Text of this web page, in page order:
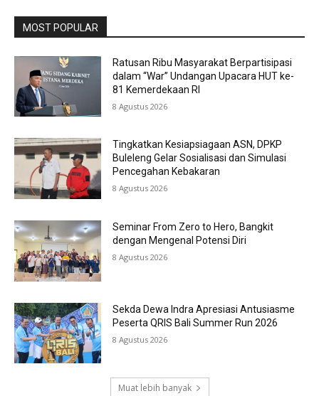
MOST POPULAR
Ratusan Ribu Masyarakat Berpartisipasi
dalam “War” Undangan Upacara HUT ke-
81 Kemerdekaan RI
8 Agustus 2026
Tingkatkan Kesiapsiagaan ASN, DPKP
Buleleng Gelar Sosialisasi dan Simulasi
Pencegahan Kebakaran
8 Agustus 2026
Seminar From Zero to Hero, Bangkit
dengan Mengenal Potensi Diri
8 Agustus 2026
Sekda Dewa Indra Apresiasi Antusiasme
Peserta QRIS Bali Summer Run 2026
8 Agustus 2026
Muat lebih banyak